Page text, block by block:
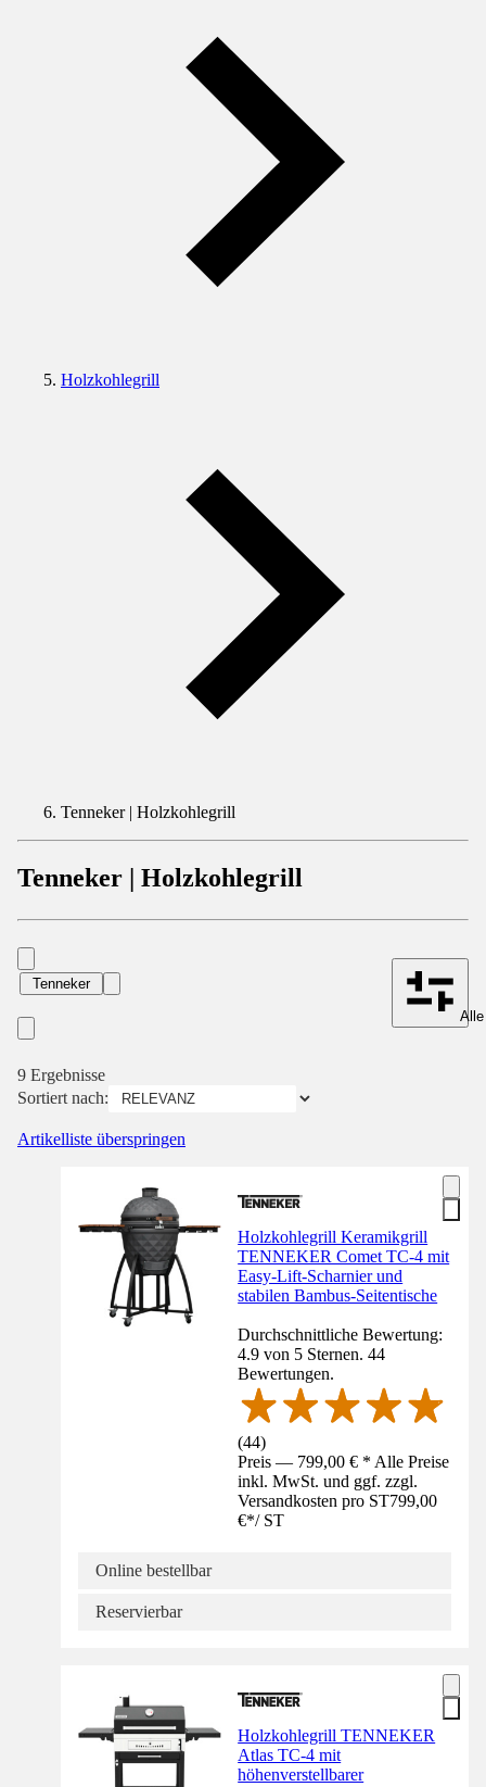
Holzkohlegrill
Tenneker | Holzkohlegrill
Tenneker | Holzkohlegrill
Tenneker
9 Ergebnisse
Sortiert nach:
Artikelliste überspringen
Holzkohlegrill Keramikgrill
TENNEKER Comet TC-4 mit
Easy-Lift-Scharnier und
stabilen Bambus-Seitentische
Durchschnittliche Bewertung:
4.9 von 5 Sternen. 44
Bewertungen.
(44)
Preis — 799,00 € * Alle Preise
inkl. MwSt. und ggf. zzgl.
Versandkosten pro ST799,00
€*/ ST
Online bestellbar
Reservierbar
Holzkohlegrill TENNEKER
Atlas TC-4 mit
höhenverstellbarer